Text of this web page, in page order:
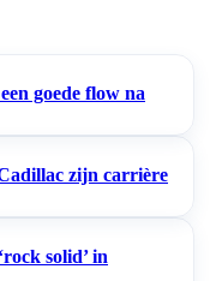
goede flow na
zijn carrière
solid’ in